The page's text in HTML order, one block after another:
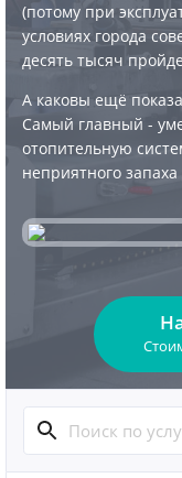
(потому при
условиях города
десять тысяч
А каковы ещё
Самый главный -
отопительную
неприятного